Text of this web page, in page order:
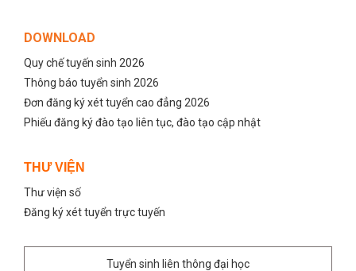
DOWNLOAD
Quy chế tuyến sinh 2026
Thông báo tuyển sinh 2026
Đơn đăng ký xét tuyển cao đẳng 2026
Phiếu đăng ký đào tạo liên tục, đào tạo cập nhật
THƯ VIỆN
Thư viện số
Đăng ký xét tuyển trực tuyến
Tuyển sinh liên thông đại học